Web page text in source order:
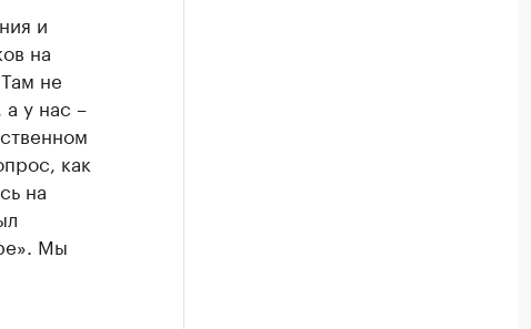
и
на
не
а у нас –
как
на
Мы